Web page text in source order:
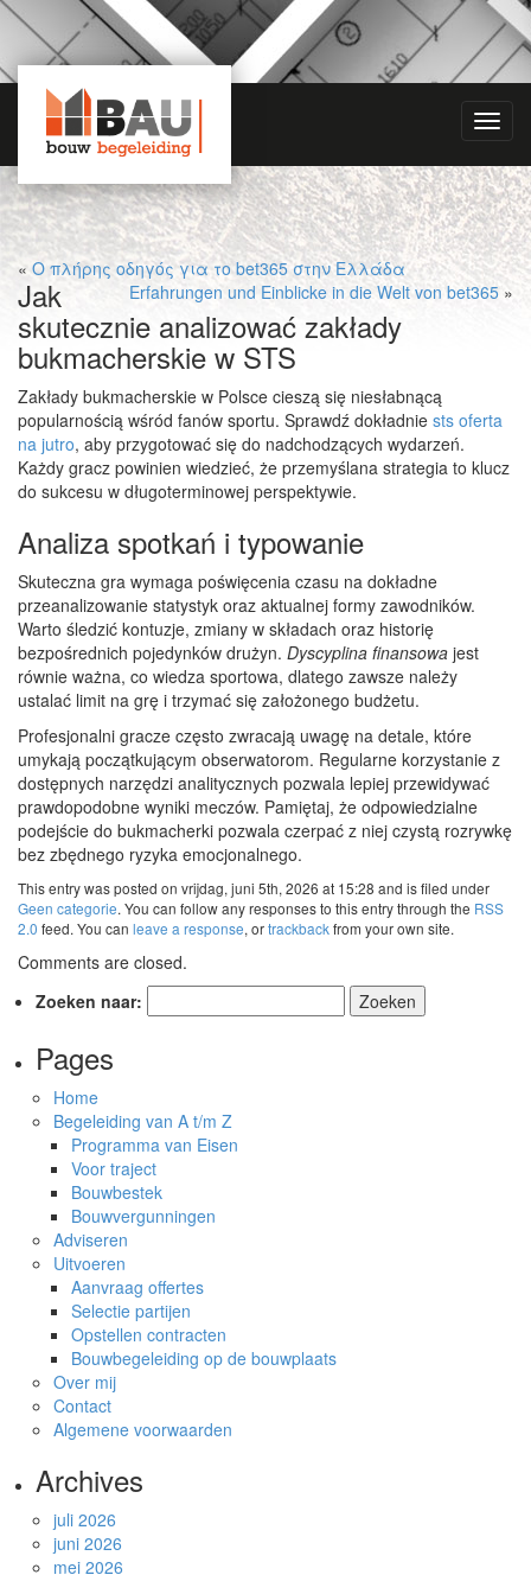
« Ο πλήρης οδηγός για το bet365 στην Ελλάδα
Erfahrungen und Einblicke in die Welt von bet365 »
Jak
skutecznie analizować zakłady
bukmacherskie w STS
Zakłady bukmacherskie w Polsce cieszą się niesłabnącą
popularnością wśród fanów sportu. Sprawdź dokładnie sts oferta
na jutro, aby przygotować się do nadchodzących wydarzeń.
Każdy gracz powinien wiedzieć, że przemyślana strategia to klucz
do sukcesu w długoterminowej perspektywie.
Analiza spotkań i typowanie
Skuteczna gra wymaga poświęcenia czasu na dokładne
przeanalizowanie statystyk oraz aktualnej formy zawodników.
Warto śledzić kontuzje, zmiany w składach oraz historię
bezpośrednich pojedynków drużyn. Dyscyplina finansowa jest
równie ważna, co wiedza sportowa, dlatego zawsze należy
ustalać limit na grę i trzymać się założonego budżetu.
Profesjonalni gracze często zwracają uwagę na detale, które
umykają początkującym obserwatorom. Regularne korzystanie z
dostępnych narzędzi analitycznych pozwala lepiej przewidywać
prawdopodobne wyniki meczów. Pamiętaj, że odpowiedzialne
podejście do bukmacherki pozwala czerpać z niej czystą rozrywkę
bez zbędnego ryzyka emocjonalnego.
This entry was posted on vrijdag, juni 5th, 2026 at 15:28 and is filed under
Geen categorie. You can follow any responses to this entry through the RSS
2.0 feed. You can leave a response, ortrackbackfrom your own site.
Comments are closed.
Zoeken naar:
Pages
Home
Begeleiding van A t/m Z
Programma van Eisen
Voor traject
Bouwbestek
Bouwvergunningen
Adviseren
Uitvoeren
Aanvraag offertes
Selectie partijen
Opstellen contracten
Bouwbegeleiding op de bouwplaats
Over mij
Contact
Algemene voorwaarden
Archives
juli 2026
juni 2026
mei 2026